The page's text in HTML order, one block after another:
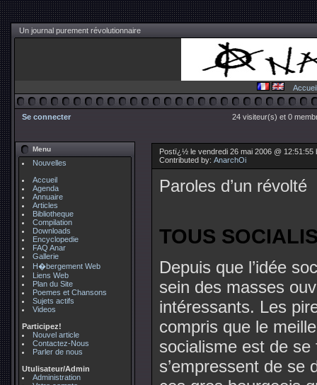
Un journal purement révolutionnaire
Accueil
Se connecter 24 visiteur(s) et 0
Menu
Nouvelles
Accueil
Agenda
Annuaire
Articles
Bibliotheque
Compilation
Downloads
Encyclopedie
FAQ Anar
Gallerie
H�bergement Web
Liens Web
Plan du Site
Poemes et Chansons
Sujets actifs
Videos
Participez!
Nouvel article
Contactez-Nous
Parler de nous
Utulisateur/Admin
Administration
Postï¿½ le vendredi 26 mai 2006 @ 12:51:55
Contributed by: AnarchOi
Paroles d’un révolté
TOUS
Depuis que l’idée
sein des masses
intéressants. Les
compris que le
socialisme est de
s’empressent de se